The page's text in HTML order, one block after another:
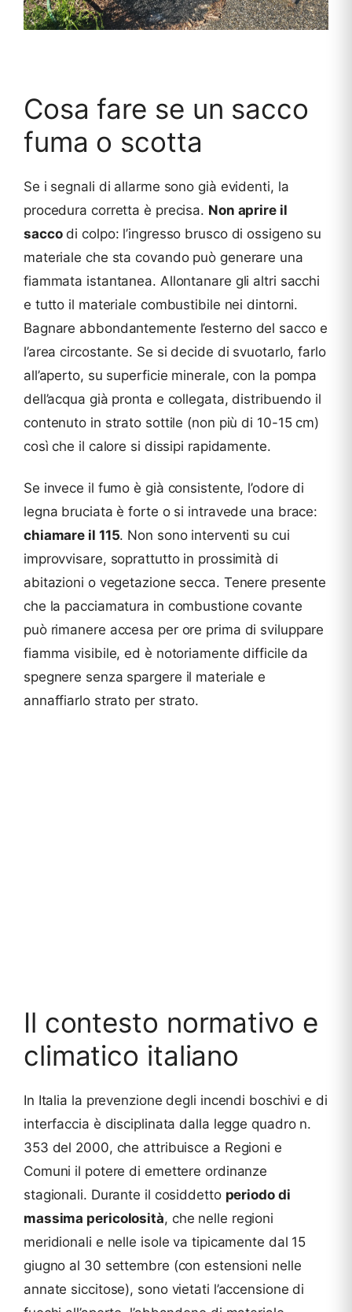
Cosa fare se un sacco
fuma o scotta
Se i segnali di allarme sono già evidenti, la
procedura corretta è precisa. Non aprire il
saccodi colpo: l’ingresso brusco di ossigeno su
materiale che sta covando può generare una
fiammata istantanea. Allontanare gli altri sacchi
e tutto il materiale combustibile nei dintorni.
Bagnare abbondantemente l’esterno del sacco e
l’area circostante. Se si decide di svuotarlo, farlo
all’aperto, su superficie minerale, con la pompa
dell’acqua già pronta e collegata, distribuendo il
contenuto in strato sottile (non più di 10-15 cm)
così che il calore si dissipi rapidamente.
Se invece il fumo è già consistente, l’odore di
legna bruciata è forte o si intravede una brace:
chiamare il 115. Non sono interventi su cui
improvvisare, soprattutto in prossimità di
abitazioni o vegetazione secca. Tenere presente
che la pacciamatura in combustione covante
può rimanere accesa per ore prima di sviluppare
fiamma visibile, ed è notoriamente difficile da
spegnere senza spargere il materiale e
annaffiarlo strato per strato.
Il contesto normativo e
climatico italiano
In Italia la prevenzione degli incendi boschivi e di
interfaccia è disciplinata dalla legge quadro n.
353 del 2000, che attribuisce a Regioni e
Comuni il potere di emettere ordinanze
stagionali. Durante il cosiddetto periodo di
massima pericolosità, che nelle regioni
meridionali e nelle isole va tipicamente dal 15
giugno al 30 settembre (con estensioni nelle
annate siccitose), sono vietati l’accensione di